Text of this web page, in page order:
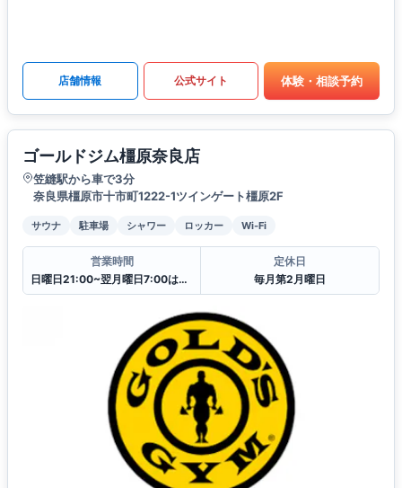
店舗情報 公式サイト 体験・相談予約
ゴールドジム橿原奈良店
笠縫駅から車で3分
奈良県橿原市十市町1222-1ツインゲート橿原2F
サウナ 駐車場 シャワー ロッカー Wi-Fi
営業時間
日曜日21:00~翌月曜日7:00はクローズ
定休日
毎月第2月曜日